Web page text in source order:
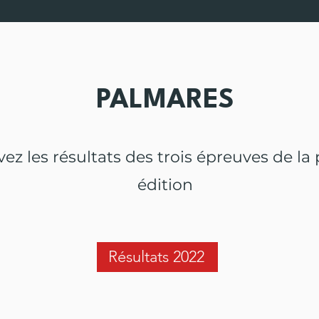
PALMARES
les résultats des trois épreuves de la
édition
Résultats 2022